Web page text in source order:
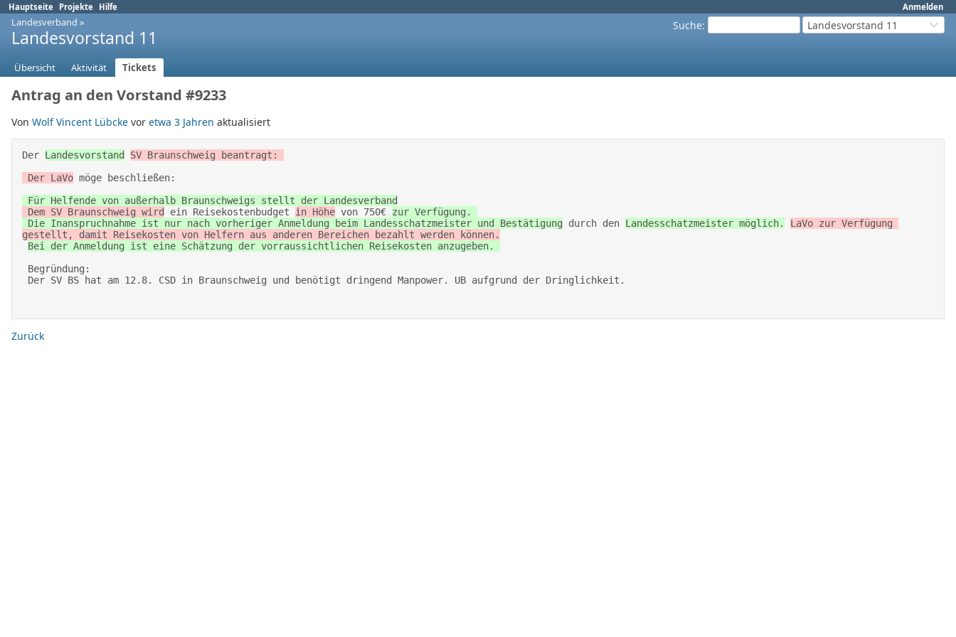
Anmelden
Hauptseite Projekte Hilfe
Suche: Landesvorstand 11
Landesverband »
Landesvorstand 11
Übersicht Aktivität Tickets
Antrag an den Vorstand #9233
Von Wolf Vincent Lübcke vor etwa 3 Jahren aktualisiert
Der Landesvorstand
SV Braunschweig beantragt:
Der LaVo möge beschließen:
Für Helfende von außerhalb Braunschweigs stellt der Landesverband
Dem SV Braunschweig wird
ein Reisekostenbudget in Höhe von 750€ zur Verfügung.
Die Inanspruchnahme ist nur nach vorheriger Anmeldung beim Landesschatzmeister und Bestätigung durch den Landesschatzmeister möglich.
LaVo zur Verfügung
gestellt, damit Reisekosten von Helfern aus anderen Bereichen bezahlt werden können.
Bei der Anmeldung ist eine Schätzung der vorraussichtlichen Reisekosten anzugeben.
Der SV BS hat am 12.8. CSD in Braunschweig und benötigt dringend Manpower. UB aufgrund der Dringlichkeit.
Zurück